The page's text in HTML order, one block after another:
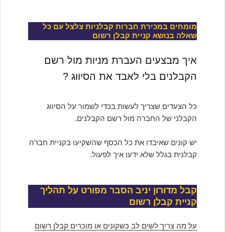
מומחים במכירת חברות קבלניות צלצל עם כל
שאלה בנושא קניית קבלן רשום
איך מבצעים העברת מניות מול רשם
הקבלנים בלי לאבד את הסיווג ?
כל הצעדים שצריך לעשות בכדי לשמור על הסיווג
הקבלני של החברה מול רשם הקבלנים.
יש קונים שאיבדו את כל הכסף שהשקיעו בקניית חברה
קבלנית בגלל שלא ידעו איך לפעול.
קבל מדורון יניב הסבר מפורט על תהליך
קניית קבלן רשום
על מה צריך לשים לב כשקונים או מוכרים קבלן רשום